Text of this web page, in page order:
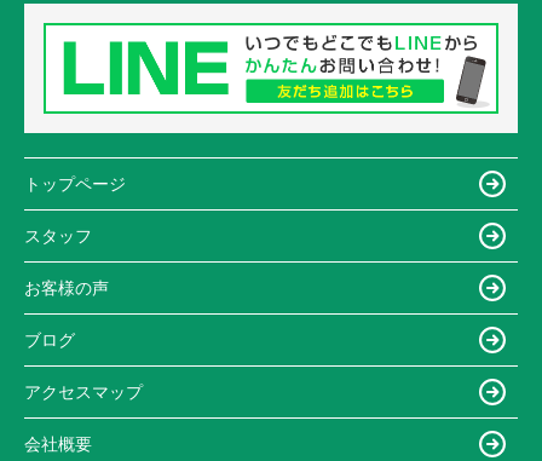
トップページ
スタッフ
お客様の声
ブログ
アクセスマップ
会社概要